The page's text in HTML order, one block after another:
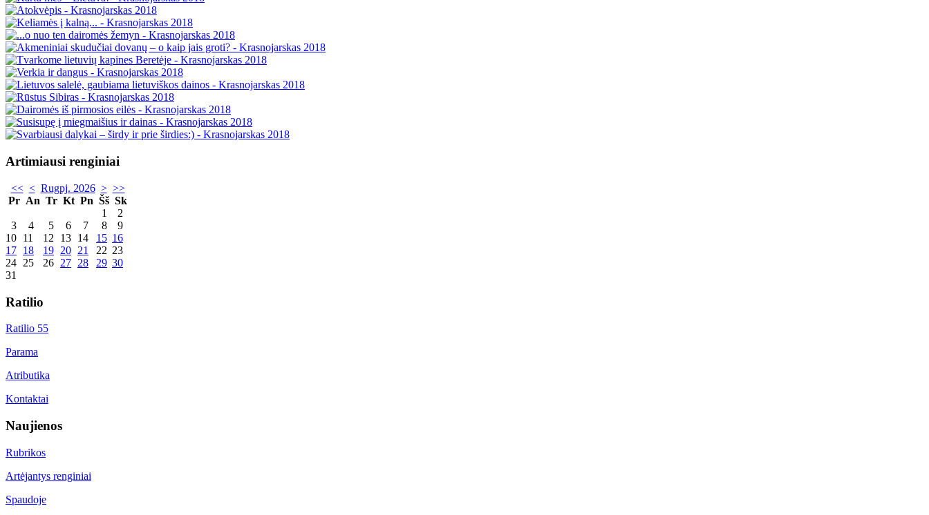
Artimiausi renginiai
<< < Rugpj. 2026 > >>
Pr An Tr Kt Pn Šš Sk
1
2
3
4 5 6 7 8
9
10 11 12 13 14 15 16
17 18 19 20 21 22 23
24 25 26 27 28 29 30
31
Ratilio
Ratilio 55
Parama
Atributika
Kontaktai
Naujienos
Rubrikos
Artėjantys renginiai
Spaudoje